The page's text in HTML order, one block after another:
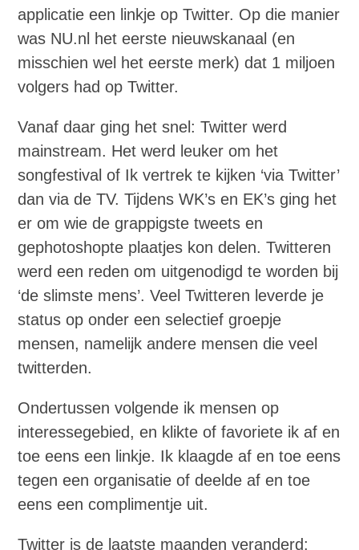
applicatie een linkje op Twitter. Op die manier
was NU.nl het eerste nieuwskanaal (en
misschien wel het eerste merk) dat 1 miljoen
volgers had op Twitter.
Vanaf daar ging het snel: Twitter werd
mainstream. Het werd leuker om het
songfestival of Ik vertrek te kijken ‘via Twitter’
dan via de TV. Tijdens WK’s en EK’s ging het
er om wie de grappigste tweets en
gephotoshopte plaatjes kon delen. Twitteren
werd een reden om uitgenodigd te worden bij
‘de slimste mens’. Veel Twitteren leverde je
status op onder een selectief groepje
mensen, namelijk andere mensen die veel
twitterden.
Ondertussen volgende ik mensen op
interessegebied, en klikte of favoriete ik af en
toe eens een linkje. Ik klaagde af en toe eens
tegen een organisatie of deelde af en toe
eens een complimentje uit.
Twitter is de laatste maanden veranderd: